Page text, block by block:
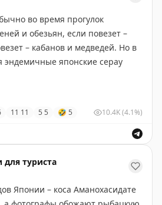
yaponiya/gde-zhit-i-chto-delat-v-
во время прогулок
и обезьян, если повезет –
– кабанов и медведей. Но в
эндемичные японские серау
на Кюсю и Сикоку. Едят листья
могут выходить к людям
но это неточно.
11 11 5 5 🤣 5 10.4K(4.1%)
для туриста
Японии – коса Аманохасидате